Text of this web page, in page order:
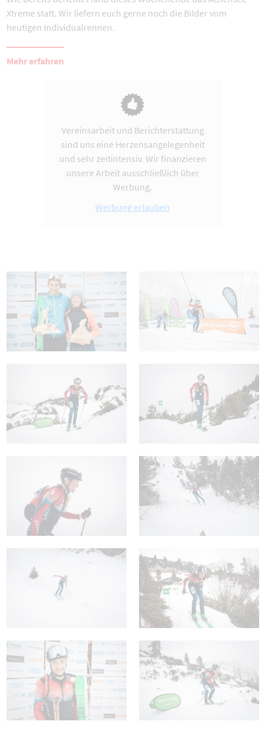
Xtreme statt. Wir liefern euch gerne noch die Bilder vom
heutigen Individualrennen.
Mehr erfahren
Vereinsarbeit und Berichterstattung
sind uns eine Herzensangelegenheit
und sehr zeitintensiv. Wir finanzieren
unsere Arbeit ausschließlich über
Werbung.
Werbung erlauben